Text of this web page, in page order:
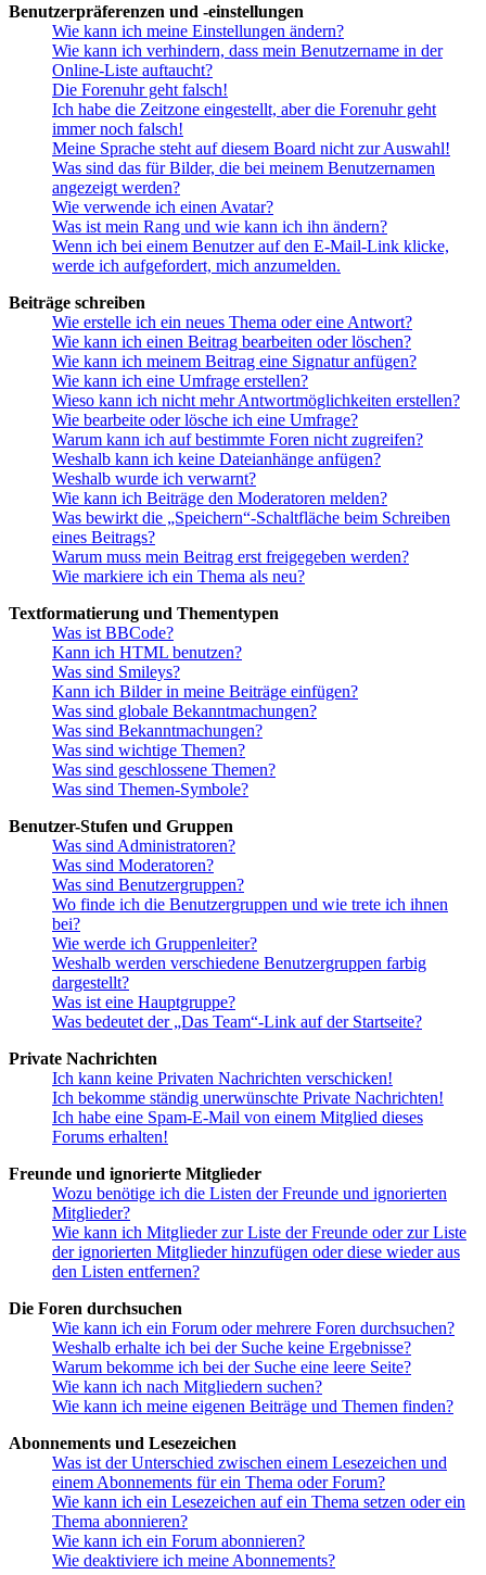
Benutzerpräferenzen und -einstellungen
Wie kann ich meine Einstellungen ändern?
Wie kann ich verhindern, dass mein Benutzername in der
Online-Liste auftaucht?
Die Forenuhr geht falsch!
Ich habe die Zeitzone eingestellt, aber die Forenuhr geht
immer noch falsch!
Meine Sprache steht auf diesem Board nicht zur Auswahl!
Was sind das für Bilder, die bei meinem Benutzernamen
angezeigt werden?
Wie verwende ich einen Avatar?
Was ist mein Rang und wie kann ich ihn ändern?
Wenn ich bei einem Benutzer auf den E-Mail-Link klicke,
werde ich aufgefordert, mich anzumelden.
Beiträge schreiben
Wie erstelle ich ein neues Thema oder eine Antwort?
Wie kann ich einen Beitrag bearbeiten oder löschen?
Wie kann ich meinem Beitrag eine Signatur anfügen?
Wie kann ich eine Umfrage erstellen?
Wieso kann ich nicht mehr Antwortmöglichkeiten erstellen?
Wie bearbeite oder lösche ich eine Umfrage?
Warum kann ich auf bestimmte Foren nicht zugreifen?
Weshalb kann ich keine Dateianhänge anfügen?
Weshalb wurde ich verwarnt?
Wie kann ich Beiträge den Moderatoren melden?
Was bewirkt die „Speichern“-Schaltfläche beim Schreiben
eines Beitrags?
Warum muss mein Beitrag erst freigegeben werden?
Wie markiere ich ein Thema als neu?
Textformatierung und Thementypen
Was ist BBCode?
Kann ich HTML benutzen?
Was sind Smileys?
Kann ich Bilder in meine Beiträge einfügen?
Was sind globale Bekanntmachungen?
Was sind Bekanntmachungen?
Was sind wichtige Themen?
Was sind geschlossene Themen?
Was sind Themen-Symbole?
Benutzer-Stufen und Gruppen
Was sind Administratoren?
Was sind Moderatoren?
Was sind Benutzergruppen?
Wo finde ich die Benutzergruppen und wie trete ich ihnen
bei?
Wie werde ich Gruppenleiter?
Weshalb werden verschiedene Benutzergruppen farbig
dargestellt?
Was ist eine Hauptgruppe?
Was bedeutet der „Das Team“-Link auf der Startseite?
Private Nachrichten
Ich kann keine Privaten Nachrichten verschicken!
Ich bekomme ständig unerwünschte Private Nachrichten!
Ich habe eine Spam-E-Mail von einem Mitglied dieses
Forums erhalten!
Freunde und ignorierte Mitglieder
Wozu benötige ich die Listen der Freunde und ignorierten
Mitglieder?
Wie kann ich Mitglieder zur Liste der Freunde oder zur Liste
der ignorierten Mitglieder hinzufügen oder diese wieder aus
den Listen entfernen?
Die Foren durchsuchen
Wie kann ich ein Forum oder mehrere Foren durchsuchen?
Weshalb erhalte ich bei der Suche keine Ergebnisse?
Warum bekomme ich bei der Suche eine leere Seite?
Wie kann ich nach Mitgliedern suchen?
Wie kann ich meine eigenen Beiträge und Themen finden?
Abonnements und Lesezeichen
Was ist der Unterschied zwischen einem Lesezeichen und
einem Abonnements für ein Thema oder Forum?
Wie kann ich ein Lesezeichen auf ein Thema setzen oder ein
Thema abonnieren?
Wie kann ich ein Forum abonnieren?
Wie deaktiviere ich meine Abonnements?